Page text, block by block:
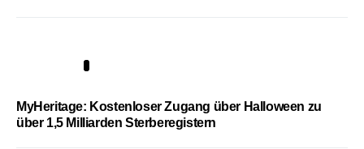
MyHeritage: Kostenloser Zugang über Halloween zu
über 1,5 Milliarden Sterberegistern